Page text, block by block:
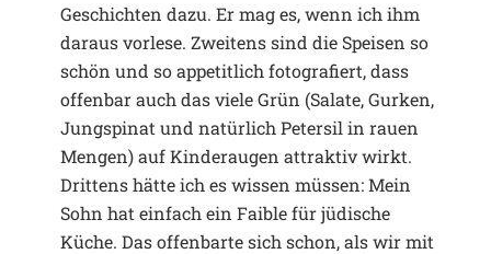
Geschichten dazu. Er mag es, wenn ich ihm
daraus vorlese. Zweitens sind die Speisen so
schön und so appetitlich fotografiert, dass
offenbar auch das viele Grün (Salate, Gurken,
Jungspinat und natürlich Petersil in rauen
Mengen) auf Kinderaugen attraktiv wirkt.
Drittens hätte ich es wissen müssen: Mein
Sohn hat einfach ein Faible für jüdische
Küche. Das offenbarte sich schon, als wir mit